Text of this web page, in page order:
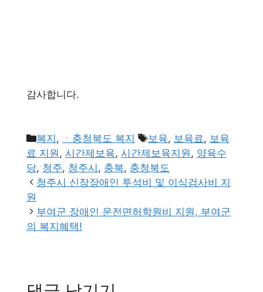
감사합니다.
카
테
고
리
복지 , ㆍ충청북도 복지
태
그
보육, 보육료, 보육
료 지원, 시간제보육, 시간제보육지원, 양육수
당, 청주, 청주시 , 충북, 충청북도
청주시 신장장애인 투석비 및 이식검사비 지
원
부여군 장애인 운전면허학원비 지원, 부여군
의 복지혜택!